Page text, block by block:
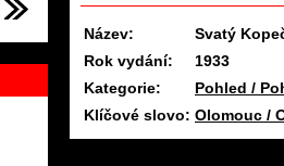
Název:
Svatý
Rok vydání:
1933
Kategorie:
Pohled /
Klíčové slovo: Olomouc /